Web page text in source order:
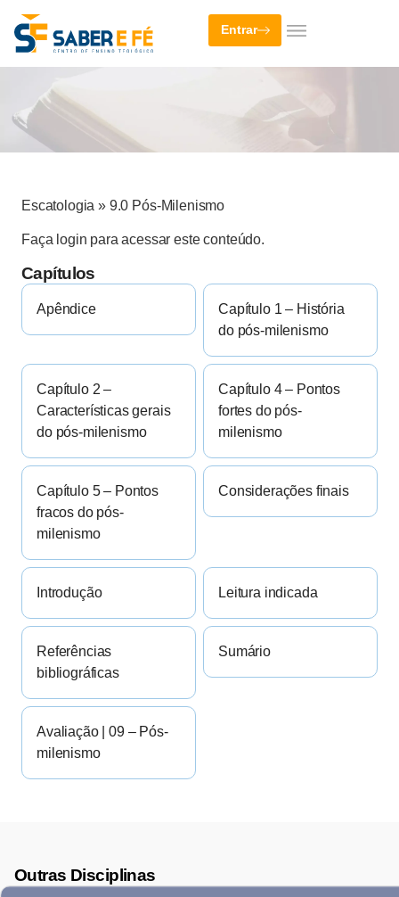
Entrar
Escatologia » 9.0 Pós-Milenismo
Faça login para acessar este conteúdo.
Capítulos
Apêndice
Capítulo 1 – História
do pós-milenismo
Capítulo 2 –
Características gerais
do pós-milenismo
Capítulo 4 – Pontos
fortes do pós-
milenismo
Capítulo 5 – Pontos
fracos do pós-
milenismo
Considerações finais
Introdução Leitura indicada
Referências
bibliográficas
Sumário
Avaliação | 09 – Pós-
milenismo
Outras Disciplinas